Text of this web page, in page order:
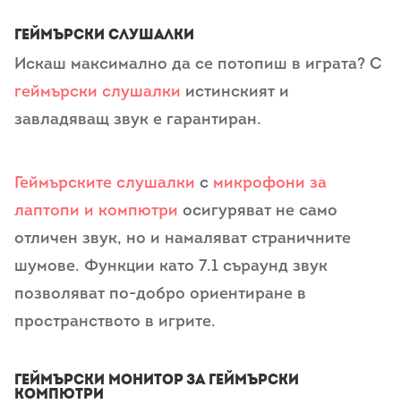
Геймърски слушалки
Искаш максимално да се потопиш в играта? С
геймърски слушалки истинският и
завладяващ звук е гарантиран.
Геймърските слушалки с микрофони за
лаптопи и компютри осигуряват не само
отличен звук, но и намаляват страничните
шумове. Функции като 7.1 съраунд звук
позволяват по-добро ориентиране в
пространството в игрите.
Геймърски монитор за геймърски
компютри